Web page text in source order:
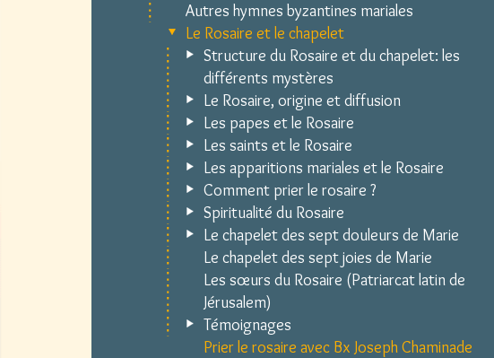
Autres hymnes byzantines mariales
Le Rosaire et le chapelet
Structure du Rosaire et du chapelet: les
différents mystères
Le Rosaire, origine et diffusion
Les papes et le Rosaire
Les saints et le Rosaire
Les apparitions mariales et le Rosaire
Comment prier le rosaire ?
Spiritualité du Rosaire
Le chapelet des sept douleurs de Marie
Le chapelet des sept joies de Marie
Les sœurs du Rosaire (Patriarcat latin de
Jérusalem)
Témoignages
Prier le rosaire avec Bx Joseph Chaminade